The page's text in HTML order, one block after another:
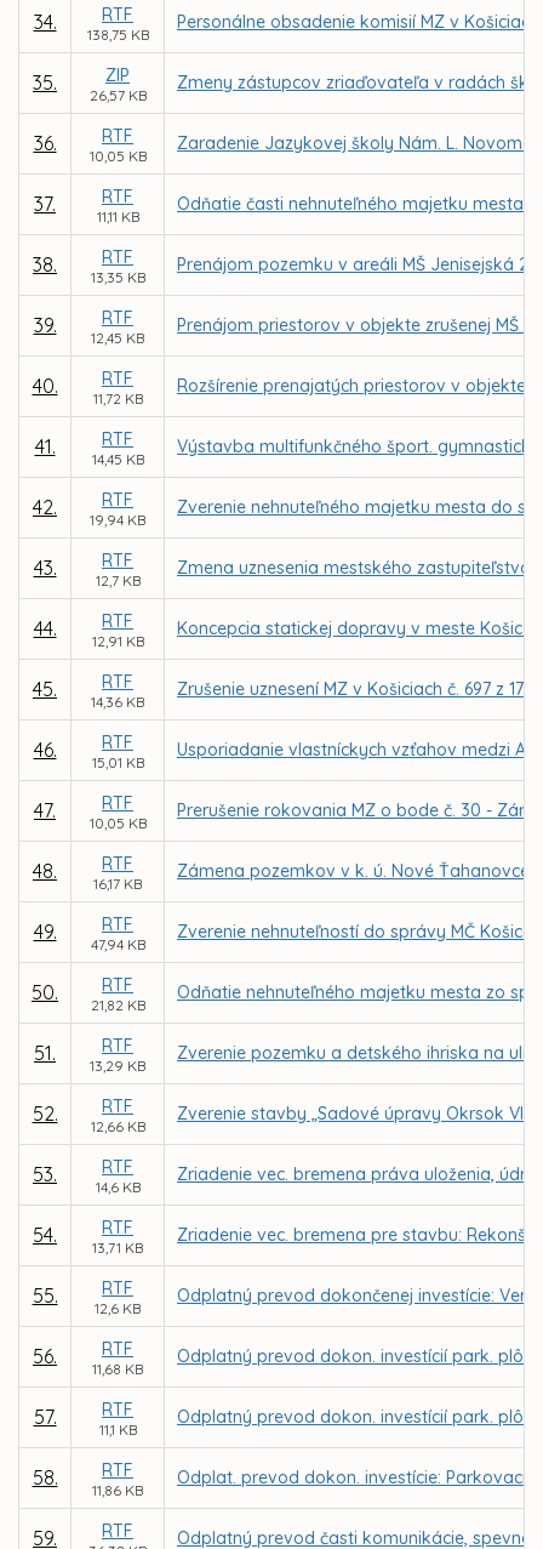
34. RTF
138,75 KB
Personálne obsadenie komisií MZ v Košiciach
35. ZIP
26,57 KB
Zmeny zástupcov zriaďovateľa v radách
36. RTF
10,05 KB
Zaradenie Jazykovej školy Nám. L.
37. RTF
11,11 KB
Odňatie časti nehnuteľného majetku mesta –
38. RTF
13,35 KB
Prenájom pozemku v areáli MŠ Jenisejská
39. RTF
12,45 KB
Prenájom priestorov v objekte zrušenej MŠ
40. RTF
11,72 KB
Rozšírenie prenajatých priestorov v objekte
41. RTF
14,45 KB
Výstavba multifunkčného šport.
42. RTF
19,94 KB
Zverenie nehnuteľného majetku mesta do
43. RTF
12,7 KB
Zmena uznesenia mestského zastupiteľstva
44. RTF
12,91 KB
Koncepcia statickej dopravy v meste Košice
45. RTF
14,36 KB
Zrušenie uznesení MZ v Košiciach č. 697 z
46. RTF
15,01 KB
Usporiadanie vlastníckych vzťahov medzi
47. RTF
10,05 KB
Prerušenie rokovania MZ o bode č. 30 -
48. RTF
16,17 KB
Zámena pozemkov v k. ú. Nové Ťahanovce
49. RTF
47,94 KB
Zverenie nehnuteľností do správy MČ Košice
50. RTF
21,82 KB
Odňatie nehnuteľného majetku mesta zo
51. RTF
13,29 KB
Zverenie pozemku a detského ihriska na
52. RTF
12,66 KB
Zverenie stavby „Sadové úpravy Okrsok
53. RTF
14,6 KB
Zriadenie vec. bremena práva uloženia,
54. RTF
13,71 KB
Zriadenie vec. bremena pre stavbu:
55. RTF
12,6 KB
Odplatný prevod dokončenej investície:
56. RTF
11,68 KB
Odplatný prevod dokon. investícií park.
57. RTF
11,1 KB
Odplatný prevod dokon. investícií park.
58. RTF
11,86 KB
Odplat. prevod dokon. investície:
59. RTF Odplatný prevod časti komunikácie,